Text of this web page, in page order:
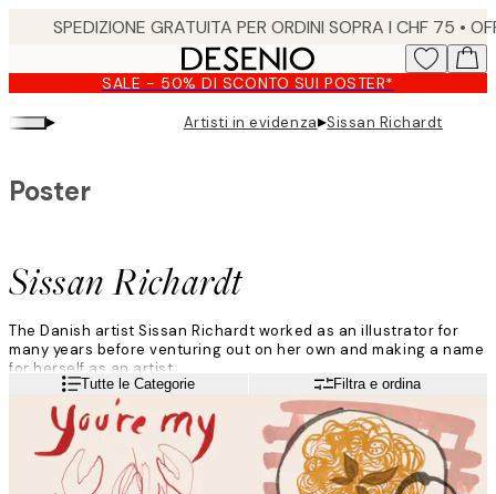
content.
SALE - 50% DI SCONTO SUI POSTER*
▸ Artisti in evidenza▸Sissan Richardt
Sissan Richardt
Poster
The Danish artist Sissan Richardt worked as an illustrator for
many years before venturing out on her own and making a name
for herself as an artist.
”My art is colourful and abstract; my illustrator background
shows in my art. I love to tell a story with my handwriting and
simple drawings.”
Her artwork is often the result of many weeks of research.
Leggi di piùTutte le Categorie Filtra e ordina